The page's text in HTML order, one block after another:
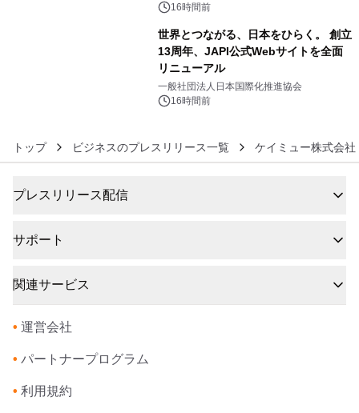
16時間前
世界とつながる、日本をひらく。 創立
13周年、JAPI公式Webサイトを全面
リニューアル
一般社団法人日本国際化推進協会
16時間前
トップ ビジネスのプレスリリース一覧 ケイミュー株式会社
プレスリリース配信
サポート
関連サービス
• 運営会社
• パートナープログラム
• 利用規約